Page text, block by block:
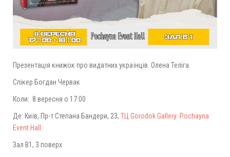
Презентація книжок про видатних українців. Олена Теліга.
Спікер Богдан Червак
Коли: 8 вересня о 17:00
Де: Київ, Пр-т Степана Бандери, 23, ТЦ Gorodok Gallery: Pochayna
Event Hall
Зал В1, 3 поверх